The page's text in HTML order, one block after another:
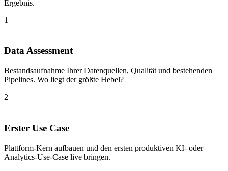
Ergebnis.
1
Data Assessment
Bestandsaufnahme Ihrer Datenquellen, Qualität und bestehenden
Pipelines. Wo liegt der größte Hebel?
2
Erster Use Case
Plattform-Kern aufbauen und den ersten produktiven KI- oder
Analytics-Use-Case live bringen.